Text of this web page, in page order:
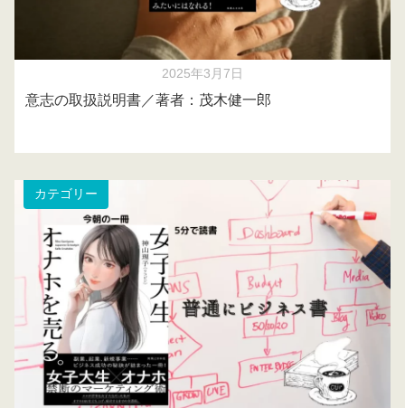
2025年3月7日
意志の取扱説明書／著者：茂木健一郎
カテゴリー